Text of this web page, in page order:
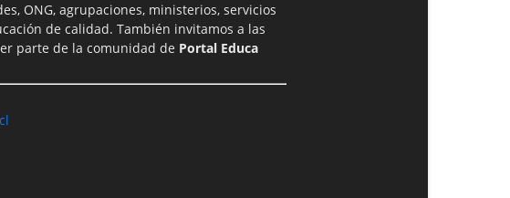
ONG, agrupaciones, ministerios, servicios
de calidad. También invitamos a las
parte de la comunidad de Portal Educa